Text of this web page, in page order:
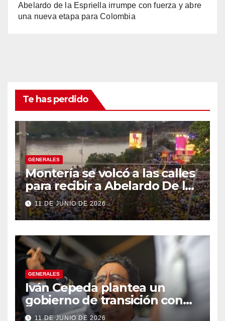
Abelardo de la Espriella irrumpe con fuerza y abre
una nueva etapa para Colombia
Te has perdido
GENERALES
Montería se volcó a las calles
para recibir a Abelardo De la
Espriella
11 DE JUNIO DE 2026
GENERALES
Iván Cepeda plantea un
gobierno de transición con
énfasis en el empalme
11 DE JUNIO DE 2026